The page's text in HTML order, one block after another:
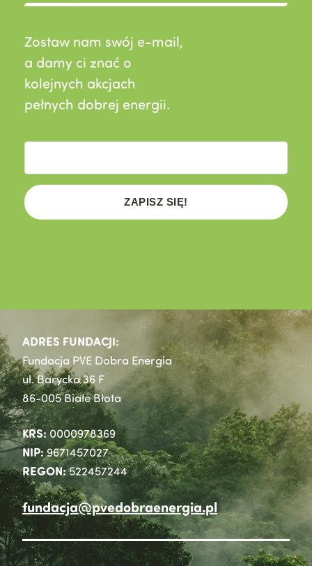
Zostaw nam swój e-mail,
a damy ci znać o
kolejnych akcjach
pełnych dobrej energii.
ZAPISZ SIĘ!
ADRES FUNDACJI:
Fundacja PVE Dobra Energia
ul. Barycka 36 F
86-005 Białe Błota
KRS: 0000978369
NIP:9671457027
REGON:522457244
fundacja@pvedobraenergia.pl